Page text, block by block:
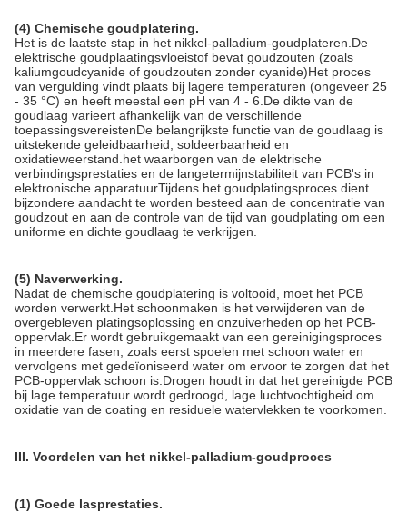
(4) Chemische goudplatering.
Het is de laatste stap in het nikkel-palladium-goudplateren.De
elektrische goudplaatingsvloeistof bevat goudzouten (zoals
kaliumgoudcyanide of goudzouten zonder cyanide)Het proces
van vergulding vindt plaats bij lagere temperaturen (ongeveer 25
- 35 °C) en heeft meestal een pH van 4 - 6.De dikte van de
goudlaag varieert afhankelijk van de verschillende
toepassingsvereistenDe belangrijkste functie van de goudlaag is
uitstekende geleidbaarheid, soldeerbaarheid en
oxidatieweerstand.het waarborgen van de elektrische
verbindingsprestaties en de langetermijnstabiliteit van PCB's in
elektronische apparatuurTijdens het goudplatingsproces dient
bijzondere aandacht te worden besteed aan de concentratie van
goudzout en aan de controle van de tijd van goudplating om een
uniforme en dichte goudlaag te verkrijgen.
(5) Naverwerking.
Nadat de chemische goudplatering is voltooid, moet het PCB
worden verwerkt.Het schoonmaken is het verwijderen van de
overgebleven platingsoplossing en onzuiverheden op het PCB-
oppervlak.Er wordt gebruikgemaakt van een gereinigingsproces
in meerdere fasen, zoals eerst spoelen met schoon water en
vervolgens met gedeïoniseerd water om ervoor te zorgen dat het
PCB-oppervlak schoon is.Drogen houdt in dat het gereinigde PCB
bij lage temperatuur wordt gedroogd, lage luchtvochtigheid om
oxidatie van de coating en residuele watervlekken te voorkomen.
III. Voordelen van het nikkel-palladium-goudproces
(1) Goede lasprestaties.